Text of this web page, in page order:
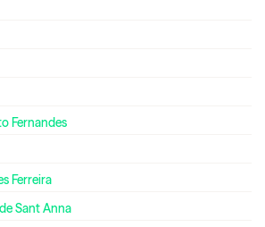
Fernandes
Ferreira
Sant Anna